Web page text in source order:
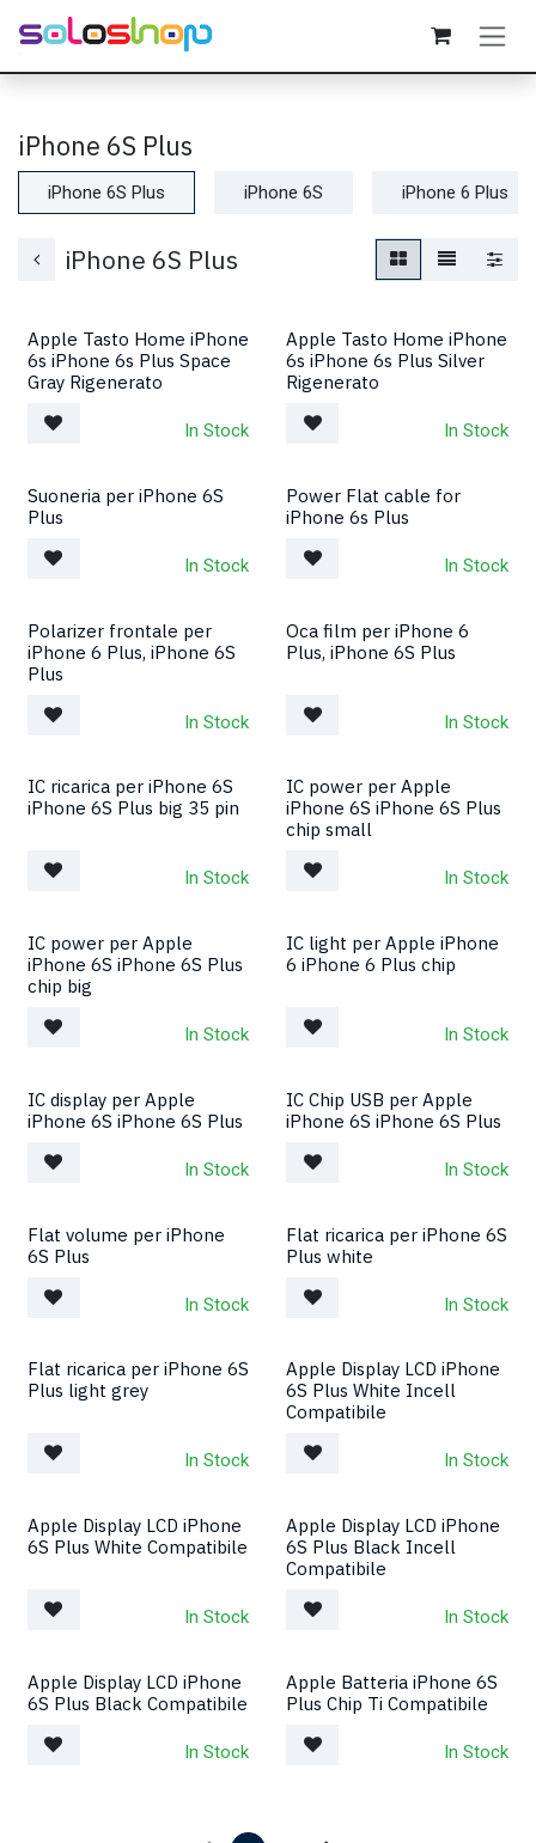
Passa al contenuto
iPhone 6S Plus
iPhone 6S Plus iPhone 6S iPhone 6 Plus
iPhone 6S Plus
Apple Tasto Home iPhone
6s iPhone 6s Plus Space
Gray Rigenerato
In Stock
Apple Tasto Home iPhone
6s iPhone 6s Plus Silver
Rigenerato
In Stock
Suoneria per iPhone 6S
Plus
In Stock
Power Flat cable for
iPhone 6s Plus
In Stock
Polarizer frontale per
iPhone 6 Plus, iPhone 6S
Plus
In Stock
Oca film per iPhone 6
Plus, iPhone 6S Plus
In Stock
IC ricarica per iPhone 6S
iPhone 6S Plus big 35 pin
In Stock
IC power per Apple
iPhone 6S iPhone 6S Plus
chip small
In Stock
IC power per Apple
iPhone 6S iPhone 6S Plus
chip big
In Stock
IC light per Apple iPhone
6 iPhone 6 Plus chip
In Stock
IC display per Apple
iPhone 6S iPhone 6S Plus
In Stock
IC Chip USB per Apple
iPhone 6S iPhone 6S Plus
In Stock
Flat volume per iPhone
6S Plus
In Stock
Flat ricarica per iPhone 6S
Plus white
In Stock
Flat ricarica per iPhone 6S
Plus light grey
In Stock
Apple Display LCD iPhone
6S Plus White Incell
Compatibile
In Stock
Apple Display LCD iPhone
6S Plus White Compatibile
In Stock
Apple Display LCD iPhone
6S Plus Black Incell
Compatibile
In Stock
Apple Display LCD iPhone
6S Plus Black Compatibile
In Stock
Apple Batteria iPhone 6S
Plus Chip Ti Compatibile
In Stock